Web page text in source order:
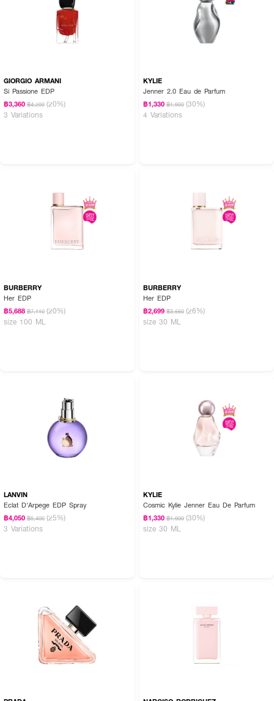
GIORGIO ARMANI
Si Passione EDP
฿3,360 ฿4,200 (20%)
3 Variations
KYLIE
Jenner 2.0 Eau de Parfum
฿1,330 ฿1,900 (30%)
4 Variations
BURBERRY
Her EDP
฿5,688 ฿7,110 (20%)
size 100 ML
BURBERRY
Her EDP
฿2,699 ฿3,660 (26%)
size 30 ML
LANVIN
Eclat D'Arpege EDP Spray
฿4,050 ฿5,400 (25%)
3 Variations
KYLIE
Cosmic Kylie Jenner Eau De Parfum
฿1,330 ฿1,900 (30%)
size 30 ML